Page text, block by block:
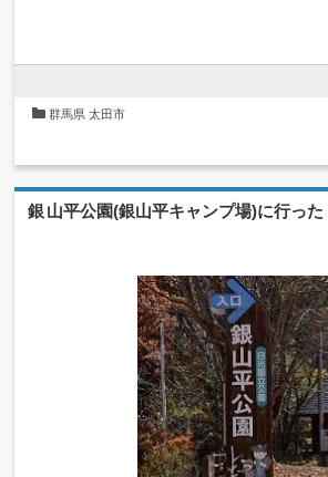
群馬県 太田市
銀山平公園(銀山平キャンプ場)に行った